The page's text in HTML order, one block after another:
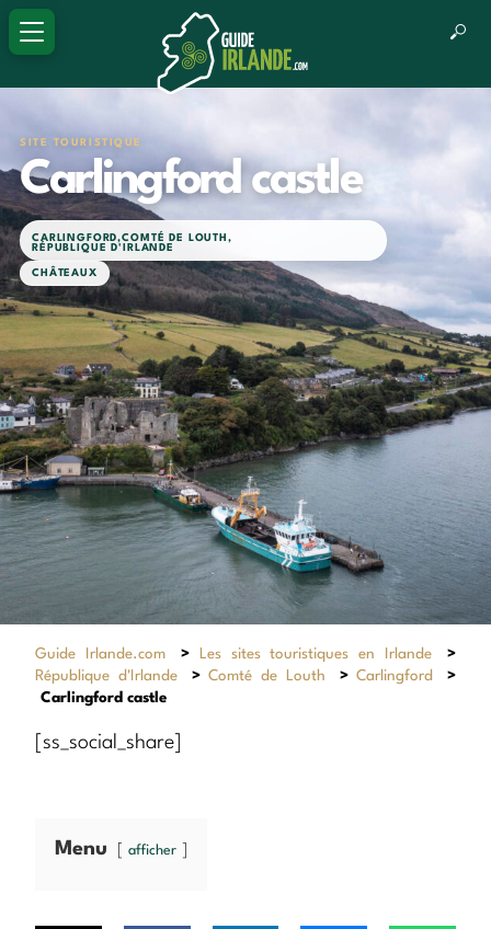
SITE TOURISTIQUE
Carlingford castle
CARLINGFORD,COMTÉ DE LOUTH ,
RÉPUBLIQUE D'IRLANDE
CHÂTEAUX
Guide Irlande.com > Les sites touristiques en Irlande
>
République d'Irlande
>Comté de Louth >Carlingford
>
Carlingford castle
[ss_social_share]
Menu afficher